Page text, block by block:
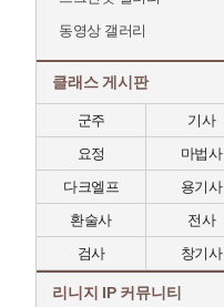
동영상 갤러리
클래스 게시판
군주
기사
요정
마법사
다크엘프
용기사
환술사
전사
검사
창기사
리니지 IP 커뮤니티